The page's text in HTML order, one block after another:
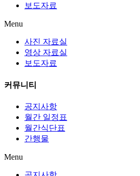
보도자료
Menu
사진 자료실
영상 자료실
보도자료
커뮤니티
공지사항
월간 일정표
월간식단표
간행물
Menu